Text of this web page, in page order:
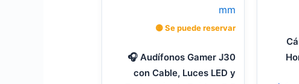
🟡 Se puede reservar
🎧 Audífonos Gamer J30
con Cable, Luces LED y